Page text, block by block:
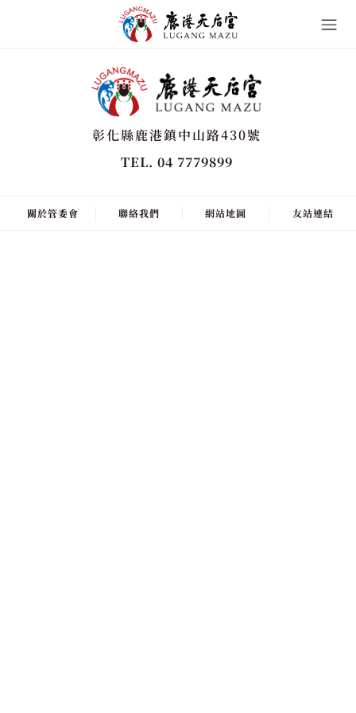
彰化縣鹿港鎮中山路430號
TEL. 04 7779899
關於管委會 聯絡我們 網站地圖 友站連結